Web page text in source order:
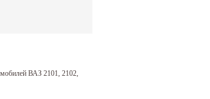
ВАЗ 2101, 2102,